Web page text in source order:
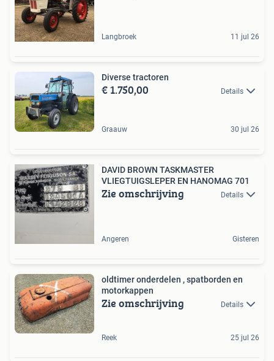
Langbroek 11 jul 26
Diverse tractoren
€ 1.750,00 Details
Graauw 30 jul 26
DAVID BROWN TASKMASTER
VLIEGTUIGSLEPER EN HANOMAG 701
Zie omschrijving Details
Angeren Gisteren
oldtimer onderdelen , spatborden en
motorkappen
Zie omschrijving Details
Reek 25 jul 26